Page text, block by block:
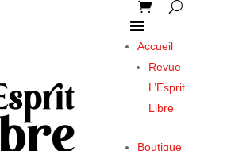
Accueil
Revue
L’Esprit
Libre
Boutique